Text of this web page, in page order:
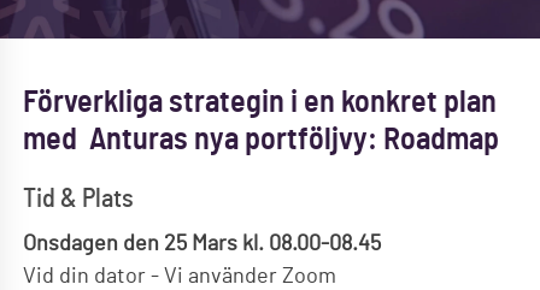
Förverkliga strategin i en konkret plan
med Anturas nya portföljvy: Roadmap
Tid & Plats
Onsdagen den 25 Mars kl. 08.00-08.45
Vid din dator - Vi använder Zoom